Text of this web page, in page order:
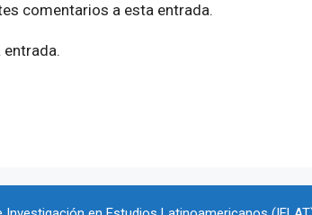
comentarios a esta entrada.
entrada.